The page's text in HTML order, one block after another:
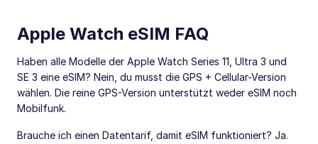
Apple Watch eSIM FAQ
Haben alle Modelle der Apple Watch Series 11, Ultra 3 und
SE 3 eine eSIM? Nein, du musst die GPS + Cellular-Version
wählen. Die reine GPS-Version unterstützt weder eSIM noch
Mobilfunk.
Brauche ich einen Datentarif, damit eSIM funktioniert? Ja.